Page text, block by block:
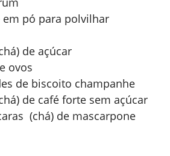
em pó para polvilhar
de açúcar
ovos
de biscoito champanhe
de café forte sem açúcar
(chá) de mascarpone